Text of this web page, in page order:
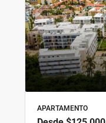
APARTAMENTO